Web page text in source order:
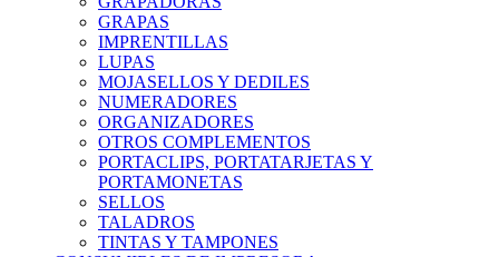
GRAPAS
IMPRENTILLAS
LUPAS
MOJASELLOS Y DEDILES
NUMERADORES
ORGANIZADORES
OTROS COMPLEMENTOS
PORTACLIPS, PORTATARJETAS Y
PORTAMONETAS
SELLOS
TALADROS
TINTAS Y TAMPONES